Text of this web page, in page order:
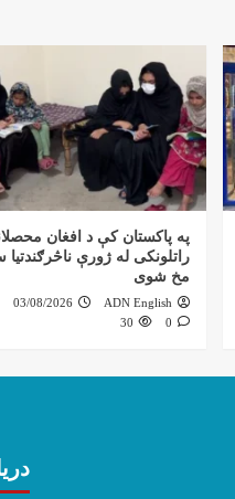
په پاکستان کې د افغان
راتلونکی له ژورې ناڅرګندتیا
مخ شوی
ADN English
03/08/2026
0
30